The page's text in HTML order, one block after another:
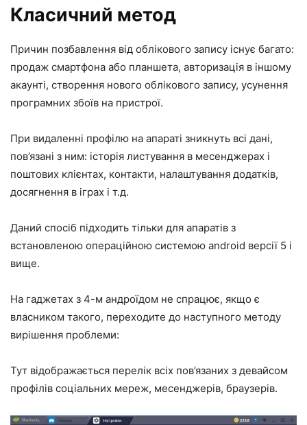
Класичний метод
Причин позбавлення від облікового запису існує багато:
продаж смартфона або планшета, авторизація в іншому
акаунті, створення нового облікового запису, усунення
програмних збоїв на пристрої.
При видаленні профілю на апараті зникнуть всі дані,
пов’язані з ним: історія листування в месенджерах і
поштових клієнтах, контакти, налаштування додатків,
досягнення в іграх і т.д.
Даний спосіб підходить тільки для апаратів з
встановленою операційною системою android версії 5 і
вище.
На гаджетах з 4-м андроїдом не спрацює, якщо є
власником такого, переходите до наступного методу
вирішення проблеми:
Тут відображається перелік всіх пов’язаних з девайсом
профілів соціальних мереж, месенджерів, браузерів.